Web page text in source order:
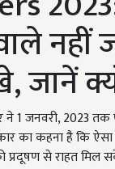
नहीं
जानें
1 जनवरी, 2023 तक
का कहना है कि
प्रदूषण से राहत मिल